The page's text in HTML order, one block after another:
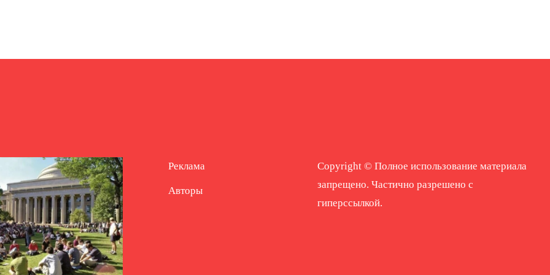
Реклама
Авторы
Copyright © Полное использование материала
запрещено. Частично разрешено с
гиперссылкой.